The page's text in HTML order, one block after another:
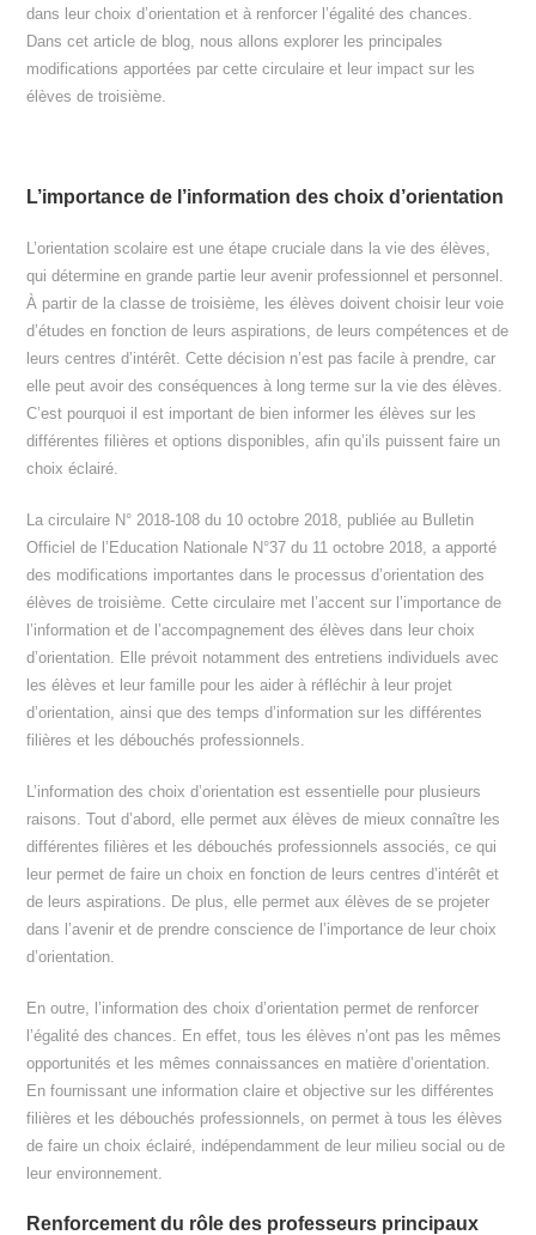
dans leur choix d’orientation et à renforcer l’égalité des chances.
Dans cet article de blog, nous allons explorer les principales
modifications apportées par cette circulaire et leur impact sur les
élèves de troisième.
L’importance de l’information des choix d’orientation
L’orientation scolaire est une étape cruciale dans la vie des élèves,
qui détermine en grande partie leur avenir professionnel et personnel.
À partir de la classe de troisième, les élèves doivent choisir leur voie
d’études en fonction de leurs aspirations, de leurs compétences et de
leurs centres d’intérêt. Cette décision n’est pas facile à prendre, car
elle peut avoir des conséquences à long terme sur la vie des élèves.
C’est pourquoi il est important de bien informer les élèves sur les
différentes filières et options disponibles, afin qu’ils puissent faire un
choix éclairé.
La circulaire N° 2018-108 du 10 octobre 2018, publiée au Bulletin
Officiel de l’Education Nationale N°37 du 11 octobre 2018, a apporté
des modifications importantes dans le processus d’orientation des
élèves de troisième. Cette circulaire met l’accent sur l’importance de
l’information et de l’accompagnement des élèves dans leur choix
d’orientation. Elle prévoit notamment des entretiens individuels avec
les élèves et leur famille pour les aider à réfléchir à leur projet
d’orientation, ainsi que des temps d’information sur les différentes
filières et les débouchés professionnels.
L’information des choix d’orientation est essentielle pour plusieurs
raisons. Tout d’abord, elle permet aux élèves de mieux connaître les
différentes filières et les débouchés professionnels associés, ce qui
leur permet de faire un choix en fonction de leurs centres d’intérêt et
de leurs aspirations. De plus, elle permet aux élèves de se projeter
dans l’avenir et de prendre conscience de l’importance de leur choix
d’orientation.
En outre, l’information des choix d’orientation permet de renforcer
l’égalité des chances. En effet, tous les élèves n’ont pas les mêmes
opportunités et les mêmes connaissances en matière d’orientation.
En fournissant une information claire et objective sur les différentes
filières et les débouchés professionnels, on permet à tous les élèves
de faire un choix éclairé, indépendamment de leur milieu social ou de
leur environnement.
Renforcement du rôle des professeurs principaux